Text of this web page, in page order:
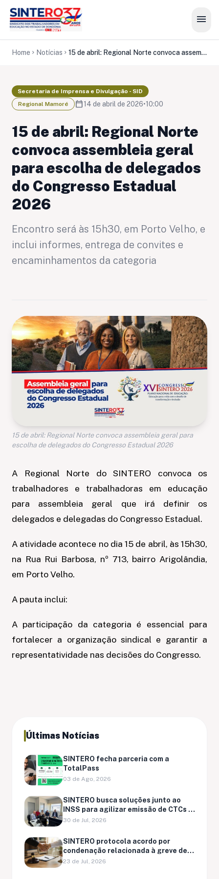
menu
Home chevron_right Notícias chevron_right 15 de abril: Regional Norte convoca assembleia geral para escolha de delegados do Congresso Estadual 2026
Secretaria de Imprensa e Divulgação - SID
Regional Mamoré
calendar_today14 de abril de 2026•10:00
15 de abril: Regional Norte
convoca assembleia geral
para escolha de delegados
do Congresso Estadual
2026
Encontro será às 15h30, em Porto Velho, e
inclui informes, entrega de convites e
encaminhamentos da categoria
15 de abril: Regional Norte convoca assembleia geral para
escolha de delegados do Congresso Estadual 2026
A Regional Norte do SINTERO convoca os
trabalhadores e trabalhadoras em educação
para assembleia geral que irá definir os
delegados e delegadas do Congresso Estadual.
A atividade acontece no dia 15 de abril, às 15h30,
na Rua Rui Barbosa, nº 713, bairro Arigolândia,
em Porto Velho.
A pauta inclui:
A participação da categoria é essencial para
fortalecer a organização sindical e garantir a
representatividade nas decisões do Congresso.
Últimas Notícias
SINTERO fecha parceria com a
TotalPass
03 de Ago, 2026
SINTERO busca soluções junto ao
INSS para agilizar emissão de CTCs e
regularização de pendências
30 de Jul, 2026
SINTERO protocola acordo por
condenação relacionada à greve de
Ariquemes
23 de Jul, 2026